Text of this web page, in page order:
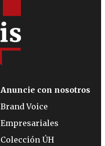
Anuncie con nosotros
Brand Voice
Empresariales
Colección ÚH